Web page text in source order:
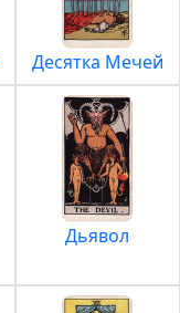
Десятка Мечей
Дьявол